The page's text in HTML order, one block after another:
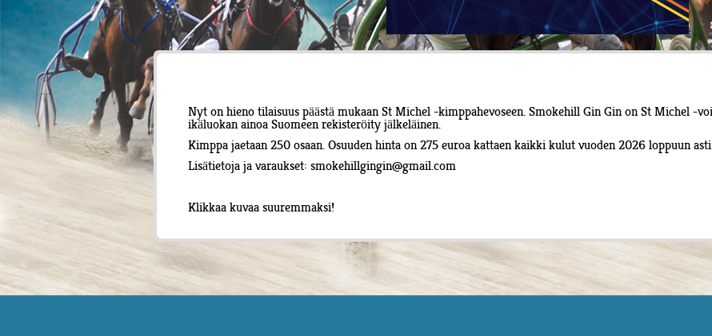
Nyt on hieno tilaisuus päästä mukaan St Michel -kimppahevoseen. Smokehill Gin Gin on St Michel -
ikäluokan ainoa Suomeen rekisteröity jälkeläinen.
Kimppa jaetaan 250 osaan. Osuuden hinta on 275 euroa kattaen kaikki kulut vuoden 2026 loppuun
Lisätietoja ja varaukset:smokehillgingin@gmail.com
Klikkaa kuvaa suuremmaksi!